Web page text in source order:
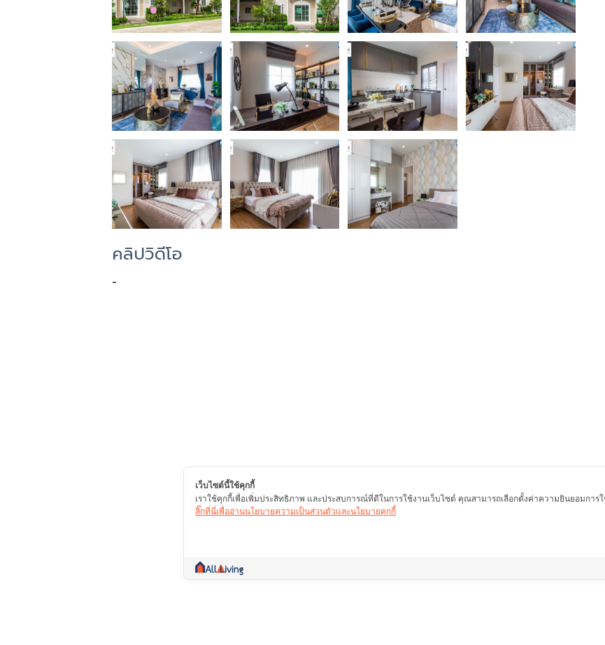
คลิปวิดีโอ
-
เว็บไซต์นี้ใช้คุกกี้
เราใช้คุกกี้เพื่อเพิ่มประสิทธิภาพ และประสบการณ์ที่ดีในการใช้งานเว็บไซต์ คุณสามารถเลือกตั้งค่าความยินยอมการ
ลิ๊กที่นี่เพื่ออ่านนโยบายความเป็นส่วนตัวและนโยบายคุกกี้